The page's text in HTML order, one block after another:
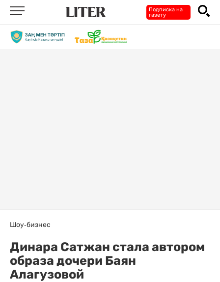
Подписка на
газету
Шоу-бизнес
Динара Сатжан стала автором
образа дочери Баян
Алагузовой